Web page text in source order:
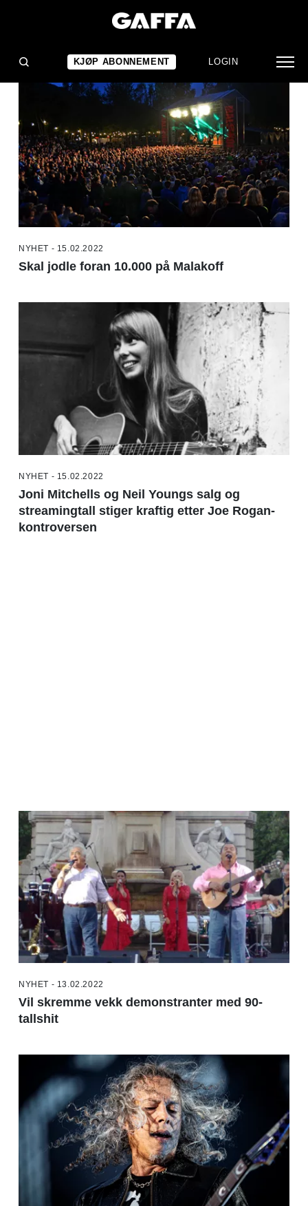
KJØP ABONNEMENT LOGIN
NYHET - 15.02.2022
Skal jodle foran 10.000 på Malakoff
NYHET - 15.02.2022
Joni Mitchells og Neil Youngs salg og
streamingtall stiger kraftig etter Joe Rogan-
kontroversen
NYHET - 13.02.2022
Vil skremme vekk demonstranter med 90-
tallshit